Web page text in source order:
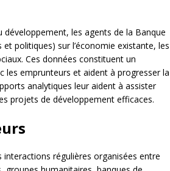
les agents de la Banque
politiques) sur l’économie existante, les
Ces données constituent un
les emprunteurs et aident à progresser la
analytiques leur aident à assister
projets de développement efficaces.
interactions régulières organisées entre